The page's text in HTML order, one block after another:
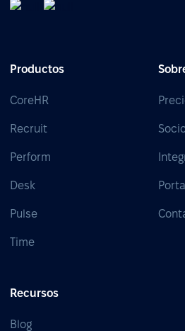
Productos
CoreHR
Recruit
Perform
Desk
Pulse
Time
Recursos
Blog